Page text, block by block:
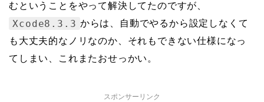
むということをやって解決してたのですが、
Xcode8.3.3 からは、自動でやるから設定しなくて
も大丈夫的なノリなのか、それもできない仕様になっ
てしまい、これまたおせっかい。
スポンサーリンク